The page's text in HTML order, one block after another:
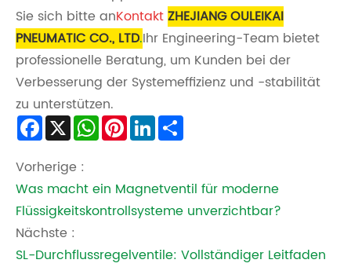
Sie sich bitte anKontaktZHEJIANG OULEIKAI
PNEUMATIC CO., LTD.Ihr Engineering-Team bietet
professionelle Beratung, um Kunden bei der
Verbesserung der Systemeffizienz und -stabilität
zu unterstützen.
Facebook
X WhatsApp
PinterestLinkedIn
Vorherige :
Was macht ein Magnetventil für moderne
Flüssigkeitskontrollsysteme unverzichtbar?
Nächste :
SL-Durchflussregelventile: Vollständiger Leitfaden